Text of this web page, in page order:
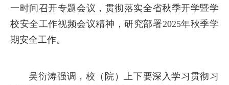
一时间召开专题会议，贯彻落实全省秋季开学暨学
校安全工作视频会议精神，研究部署2025年秋季学
期安全工作。
吴衍涛强调，校（院）上下要深入学习贯彻习